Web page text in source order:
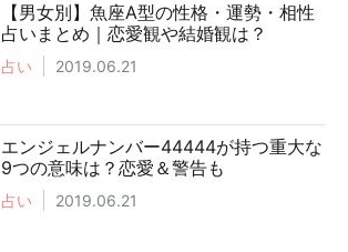
【男女別】魚座A型の性格・運勢・相性
占いまとめ｜恋愛観や結婚観は？
占い 2019.06.21
エンジェルナンバー44444が持つ重大な
9つの意味は？恋愛＆警告も
占い 2019.06.21